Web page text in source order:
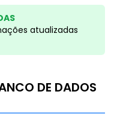
atualizadas
DE DADOS